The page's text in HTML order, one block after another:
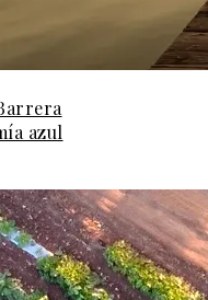
azul